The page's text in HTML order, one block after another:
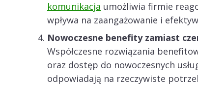
komunikacja umożliwia firmie
wpływa na zaangażowanie i
Nowoczesne benefity zamiast
Współczesne rozwiązania
oraz dostęp do nowoczesnych
odpowiadają na rzeczywiste